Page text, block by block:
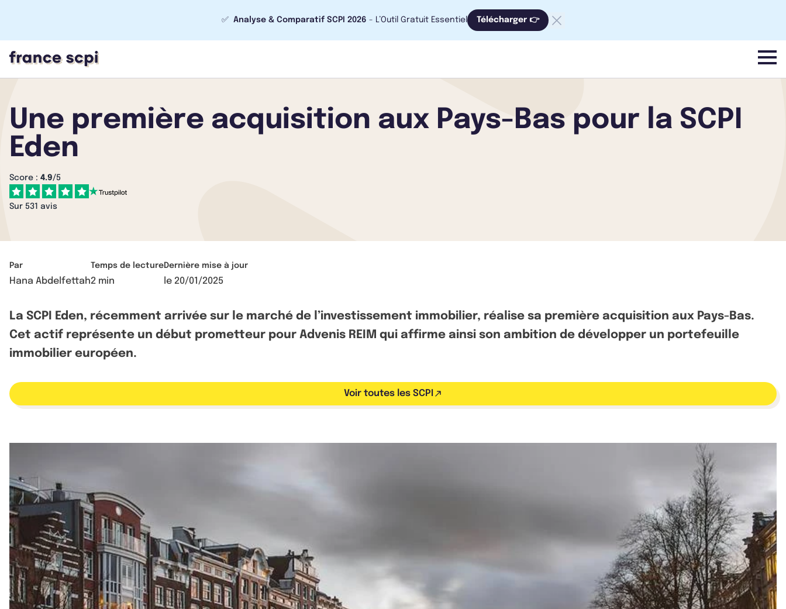
✅ Analyse & Comparatif SCPI 2026 - L’Outil Gratuit Essentiel Télécharger 👉
menu
Une première acquisition aux Pays-Bas pour la SCPI
Eden
Score : 4.9/5
Sur 531 avis
Par
Hana Abdelfettah
Temps de lecture
2 min
Dernière mise à jour
le 20/01/2025
La SCPI Eden, récemment arrivée sur le marché de l’investissement immobilier, réalise sa première acquisition aux Pays-Bas.
Cet actif représente un début prometteur pour Advenis REIM qui affirme ainsi son ambition de développer un portefeuille
immobilier européen.
Voir toutes les SCPI